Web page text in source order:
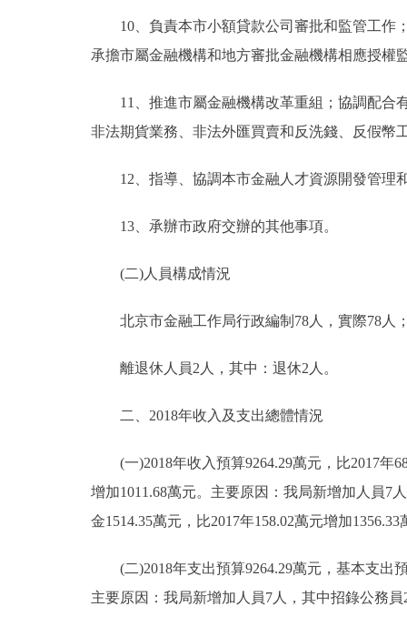
10、負責本市小額貸款公司審批和監管工作
承擔市屬金融機構和地方審批金融機構相應授權
11、推進市屬金融機構改革重組；協調配合
非法期貨業務、非法外匯買賣和反洗錢、反假幣
12、指導、協調本市金融人才資源開發管理
13、承辦市政府交辦的其他事項。
(二)人員構成情況
北京市金融工作局行政編制78人，實際78人
離退休人員2人，其中：退休2人。
二、2018年收入及支出總體情況
(一)2018年收入預算9264.29萬元，比2017年
增加1011.68萬元。主要原因：我局新增加人員7
金1514.35萬元，比2017年158.02萬元增加
(二)2018年支出預算9264.29萬元，基本支出預
主要原因：我局新增加人員7人，其中招錄公務